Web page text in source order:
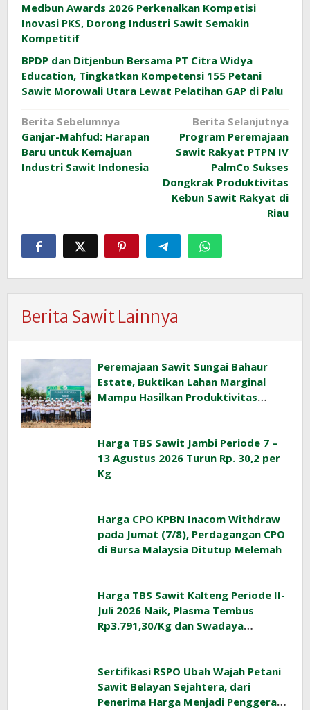
Medbun Awards 2026 Perkenalkan Kompetisi
Inovasi PKS, Dorong Industri Sawit Semakin
Kompetitif
BPDP dan Ditjenbun Bersama PT Citra Widya
Education, Tingkatkan Kompetensi 155 Petani
Sawit Morowali Utara Lewat Pelatihan GAP di Palu
Navigasi
pos
Berita Sebelumnya
Ganjar-Mahfud: Harapan
Baru untuk Kemajuan
Industri Sawit Indonesia
Berita Selanjutnya
Program Peremajaan
Sawit Rakyat PTPN IV
PalmCo Sukses
Dongkrak Produktivitas
Kebun Sawit Rakyat di
Riau
Berita Sawit Lainnya
Peremajaan Sawit Sungai Bahaur
Estate, Buktikan Lahan Marginal
Mampu Hasilkan Produktivitas
Harga TBS Sawit Jambi Periode 7 –
13 Agustus 2026 Turun Rp. 30,2 per
Kg
Harga CPO KPBN Inacom Withdraw
pada Jumat (7/8), Perdagangan CPO
di Bursa Malaysia Ditutup Melemah
Harga TBS Sawit Kalteng Periode II-
Juli 2026 Naik, Plasma Tembus
Rp3.791,30/Kg dan Swadaya
Sertifikasi RSPO Ubah Wajah Petani
Sawit Belayan Sejahtera, dari
Penerima Harga Menjadi Penggerak